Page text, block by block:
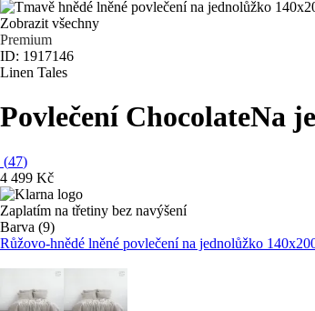
Zobrazit všechny
Premium
ID: 1917146
Linen Tales
Povlečení ChocolateNa
(47)
4 499 Kč
Zaplatím na třetiny bez navýšení
Barva (9)
Růžovo-hnědé lněné povlečení na jednolůžko